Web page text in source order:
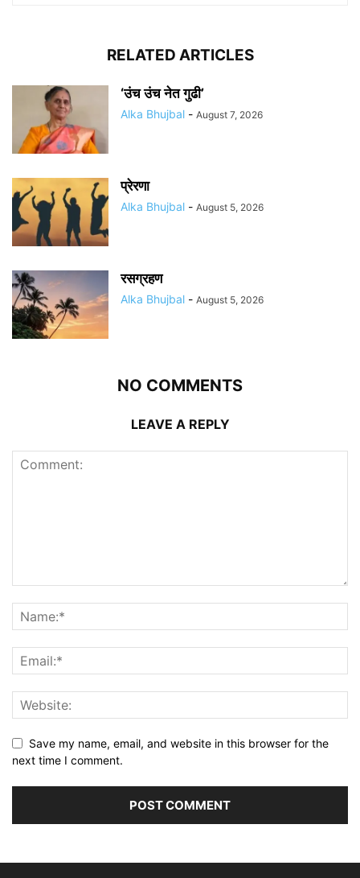
RELATED ARTICLES
‘उंच उंच नेत गुढी’
Alka Bhujbal - August 7, 2026
प्रेरणा
Alka Bhujbal - August 5, 2026
रसग्रहण
Alka Bhujbal - August 5, 2026
NO COMMENTS
LEAVE A REPLY
Save my name, email, and website in this browser for the
next time I comment.